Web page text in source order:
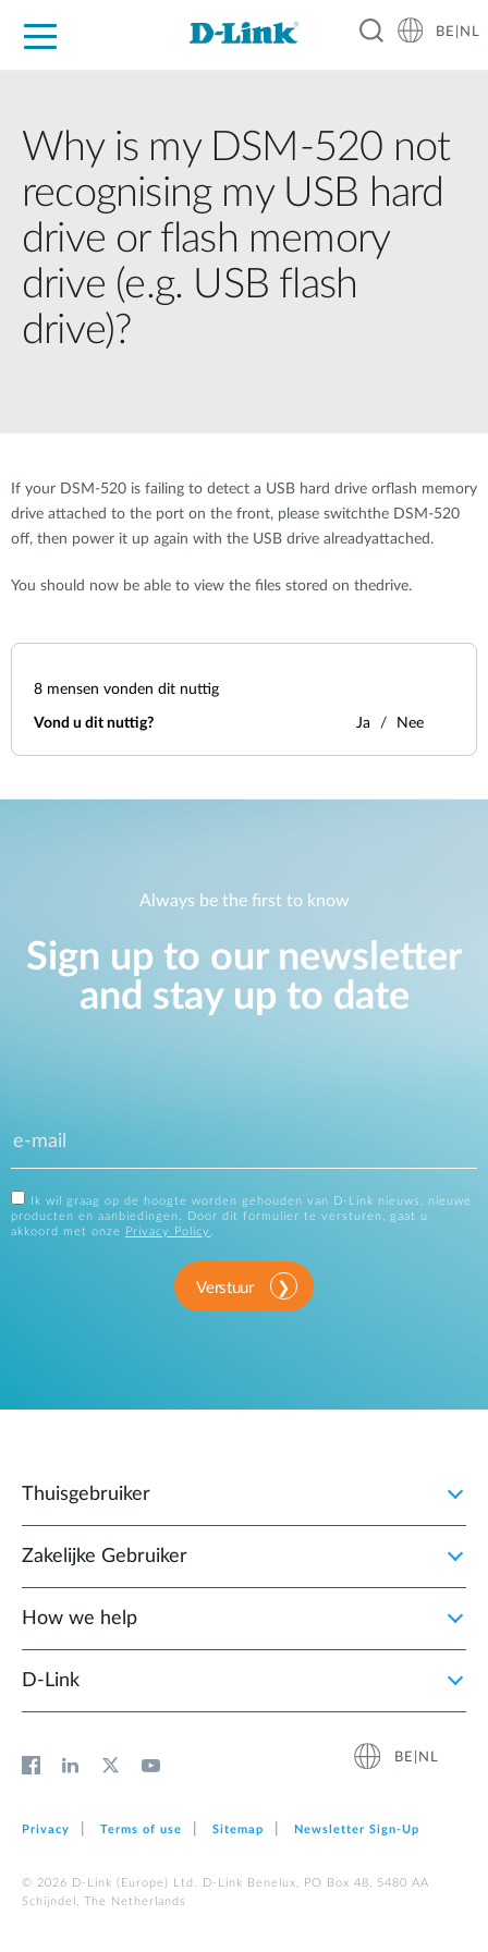
BE|NL
Why is my DSM-520 not
recognising my USB hard
drive or flash memory
drive (e.g. USB flash
drive)?
If your DSM-520 is failing to detect a USB hard drive orflash memory
drive attached to the port on the front, please switchthe DSM-520
off, then power it up again with the USB drive alreadyattached.
You should now be able to view the files stored on thedrive.
8 mensen vonden dit nuttig
Vond u dit nuttig? Ja Nee
Always be the first to know
Sign up to our newsletter
and stay up to date
Ik wil graag op de hoogte worden gehouden van D-Link nieuws, nieuwe
producten en aanbiedingen. Door dit formulier te versturen, gaat u
akkoord met onze
Privacy Policy .
Verstuur
Thuisgebruiker
Zakelijke Gebruiker
How we help
D‑Link
BE|NL
Privacy Terms of use Sitemap Newsletter Sign‑Up
© 2026 D‑Link (Europe) Ltd. D-Link Benelux, PO Box 48, 5480 AA
Schijndel, The Netherlands